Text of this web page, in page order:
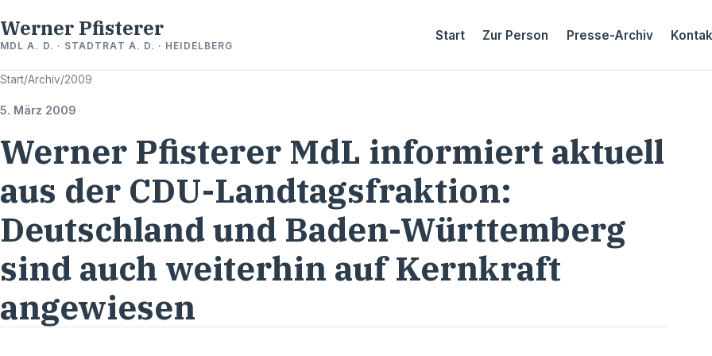
Werner Pfisterer
MDL A. D. · STADTRAT A. D. · HEIDELBERG
Start Zur Person Presse-Archiv
Start/Archiv/2009
5. März 2009
Werner Pfisterer MdL informiert aktuell
aus der CDU-Landtagsfraktion:
Deutschland und Baden-Württemberg
sind auch weiterhin auf Kernkraft
angewiesen